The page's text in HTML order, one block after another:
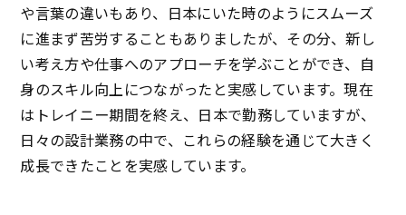
や言葉の違いもあり、日本にいた時のようにスムーズ
に進まず苦労することもありましたが、その分、新し
い考え方や仕事へのアプローチを学ぶことができ、自
身のスキル向上につながったと実感しています。現在
はトレイニー期間を終え、日本で勤務していますが、
日々の設計業務の中で、これらの経験を通じて大きく
成長できたことを実感しています。